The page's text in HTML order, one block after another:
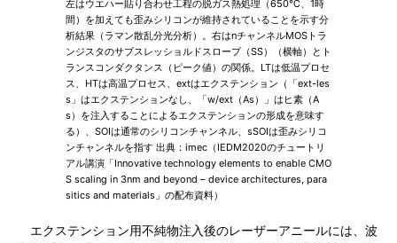
左はウエハー貼り合わせ工程の脱ガス熱処理（650℃、1時
間）を加えても歪みシリコンが維持されていることを示す分
析結果（ラマン散乱分光分析）。右はnチャンネルMOSトラ
ンジスタのサブスレッショルドスロープ（SS）（横軸）とト
ランスコンダクタンス（ピーク値）の関係。LTは低温プロセ
ス、HTは高温プロセス、extはエクステンション（「ext-les
s」はエクステンションなし、「w/ext（As）」はヒ素（A
s）を注入することによるエクステンションの形成を意味す
る）、SOIは通常のシリコンチャンネル、sSOIは歪みシリコ
ンチャンネルを指す 出典：imec（IEDM2020のチュートリ
アル講演「Innovative technology elements to enable CMO
S scaling in 3nm and beyond – device architectures, para
sitics and materials」の配布資料）
エクステンション用不純物注入後のレーザーアニールには、波